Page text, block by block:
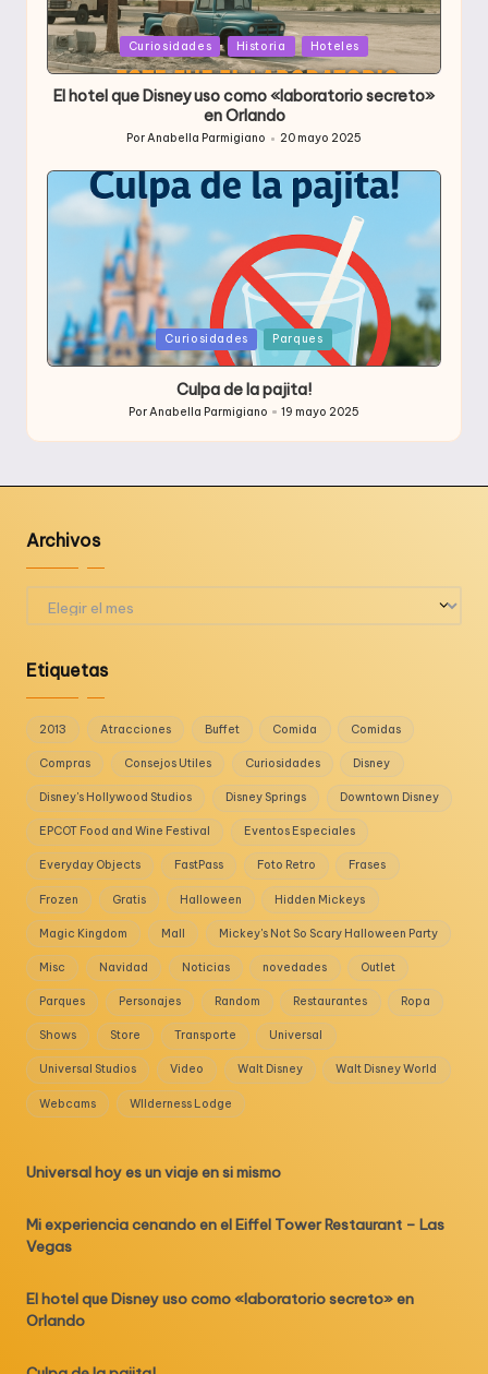
Publicada
en
Curiosidades Historia Hoteles
El hotel que Disney uso como «laboratorio secreto»
en Orlando
PorAnabella Parmigiano 20 mayo 2025
Publicada
en
Curiosidades Parques
Culpa de la pajita!
Publicado
por
PorAnabella Parmigiano 19 mayo 2025
Archivos
Etiquetas
2013 Atracciones Buffet Comida Comidas
Compras Consejos Utiles Curiosidades Disney
Disney's Hollywood Studios Disney Springs Downtown Disney
EPCOT Food and Wine Festival Eventos Especiales
Everyday Objects FastPass Foto Retro Frases
Frozen Gratis Halloween Hidden Mickeys
Magic Kingdom Mall Mickey's Not So Scary Halloween Party
Misc Navidad Noticias novedades Outlet
Parques Personajes Random Restaurantes Ropa
Shows Store Transporte Universal
Universal Studios Video Walt Disney Walt Disney World
Webcams WIlderness Lodge
Universal hoy es un viaje en si mismo
Mi experiencia cenando en el Eiffel Tower Restaurant – Las
Vegas
El hotel que Disney uso como «laboratorio secreto» en
Orlando